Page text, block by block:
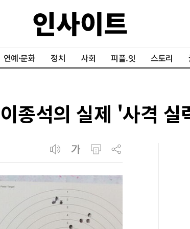
연예·문화 정치 사회 피플.잇 스토리
종석의 실제 '사격 실